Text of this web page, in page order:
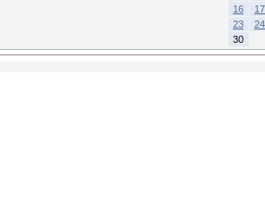
16
17
23
24
30